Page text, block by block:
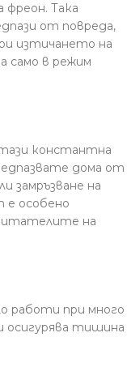
Така
от повреда,
изтичането на
само в режим
константна
дома от
замръзване на
особено
на
при много
осигурява тишина